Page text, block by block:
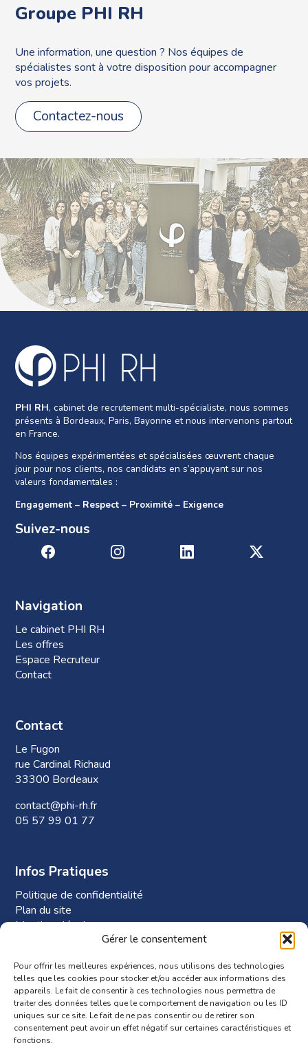
Gérer le consentement
Pour offrir les meilleures expériences, nous utilisons des technologies
telles que les cookies pour stocker et/ou accéder aux informations des
appareils. Le fait de consentir à ces technologies nous permettra de
traiter des données telles que le comportement de navigation ou les ID
uniques sur ce site. Le fait de ne pas consentir ou de retirer son
consentement peut avoir un effet négatif sur certaines caractéristiques et
fonctions.
Groupe PHI RH
Une information, une question ? Nos équipes de
spécialistes sont à votre disposition pour accompagner
vos projets.
Contactez-nous
PHI RH, cabinet de recrutement multi-spécialiste, nous sommes
présents à Bordeaux, Paris, Bayonne et nous intervenons partout
en France.
Nos équipes expérimentées et spécialisées œuvrent chaque
jour pour nos clients, nos candidats en s’appuyant sur nos
valeurs fondamentales :
Engagement – Respect – Proximité – Exigence
Suivez-nous
Navigation
Le cabinet PHI RH
Les offres
Espace Recruteur
Contact
Contact
Le Fugon
rue Cardinal Richaud
33300 Bordeaux
contact@phi-rh.fr
05 57 99 01 77
Infos Pratiques
Politique de confidentialité
Plan du site
Mentions légales
Plan d’accès à Phi-RH